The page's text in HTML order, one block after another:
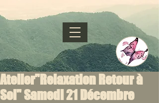
Atelier"Relaxation Retour à
Soi" Samedi 21 Décembre